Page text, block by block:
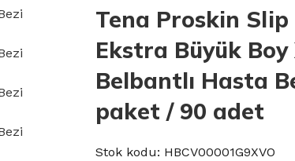
Tena Proskin
Ekstra Büyük
Belbantlı Hasta
paket / 90 adet
Stok kodu: HBCV00001G9XVO